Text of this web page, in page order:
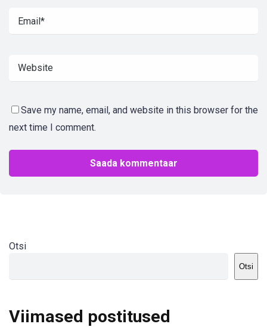
Save my name, email, and website in this browser for the
next time I comment.
Otsi
Otsi
Viimased postitused